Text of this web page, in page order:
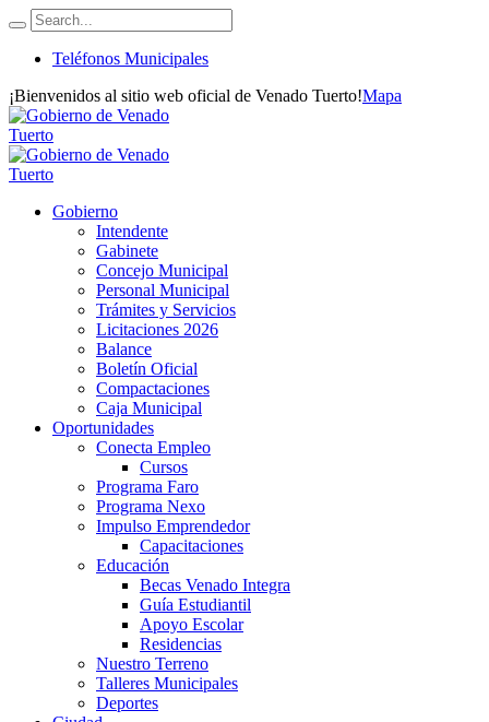
Teléfonos Municipales
¡Bienvenidos al sitio web oficial de Venado Tuerto!Mapa
Gobierno
Intendente
Gabinete
Concejo Municipal
Personal Municipal
Trámites y Servicios
Licitaciones 2026
Balance
Boletín Oficial
Compactaciones
Caja Municipal
Oportunidades
Conecta Empleo
Cursos
Programa Faro
Programa Nexo
Impulso Emprendedor
Capacitaciones
Educación
Becas Venado Integra
Guía Estudiantil
Apoyo Escolar
Residencias
Nuestro Terreno
Talleres Municipales
Deportes